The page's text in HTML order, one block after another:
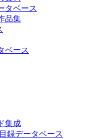
タベース
品集
ベース
集成
録データベース